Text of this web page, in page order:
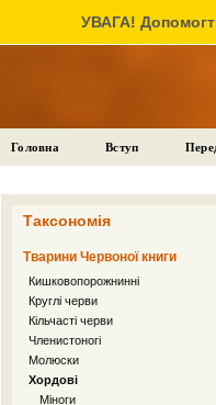
УВАГА!
Головна Вступ
Таксономія
Тварини Червоної книги
Кишковопорожнинні
Круглі черви
Кільчасті черви
Членистоногі
Молюски
Хордові
Міноги